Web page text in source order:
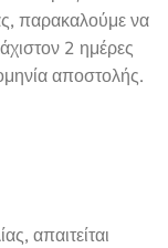
παρακαλούμε να
2 ημέρες
αποστολής.
απαιτείται